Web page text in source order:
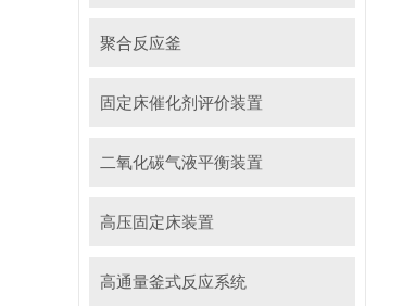
聚合反应釜
固定床催化剂评价装置
二氧化碳气液平衡装置
高压固定床装置
高通量釜式反应系统